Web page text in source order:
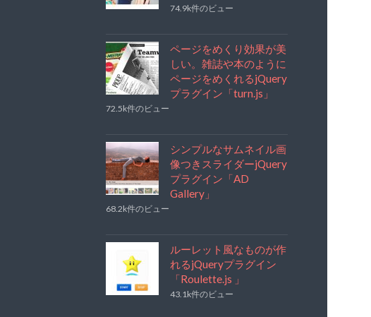
74.9k件のビュー
ページをめくり効果が美
しい。雑誌や本のように
ページをめくれるjQuery
プラグイン「turn.js」
72.5k件のビュー
シンプルなサムネイル画
像つきスライダーjQuery
プラグイン「AD
Gallery」
68.2k件のビュー
ルーレット風なものが作
れるjQueryプラグイン
「Roulette.js 」
43.1k件のビュー